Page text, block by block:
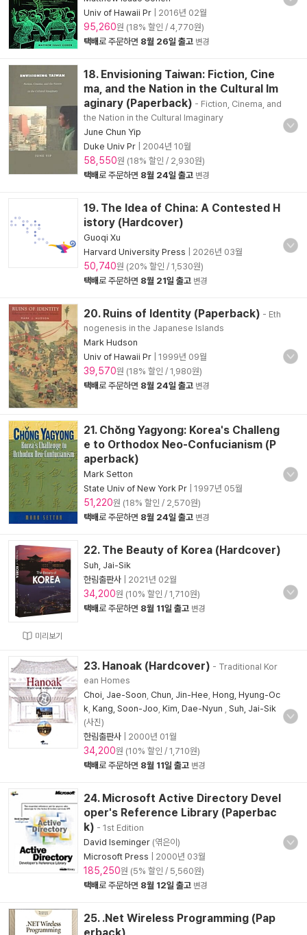
Univ of Hawaii Pr
2016년 02월
95,260원 (18% 할인 / 4,770원)
택배로 주문하면 8월 26일 출고 변경
18. Envisioning Taiwan: Fiction, Cine
ma, and the Nation in the Cultural Im
aginary (Paperback) - Fiction, Cinema, and
the Nation in the Cultural Imaginary
June Chun Yip
Duke Univ Pr
2004년 10월
58,550원 (18% 할인 / 2,930원)
택배로 주문하면 8월 24일 출고 변경
19. The Idea of China: A Contested H
istory (Hardcover)
Guoqi Xu
Harvard University Press
2026년 03월
50,740원 (20% 할인 / 1,530원)
택배로 주문하면 8월 21일 출고 변경
20. Ruins of Identity (Paperback) - Eth
nogenesis in the Japanese Islands
Mark Hudson
Univ of Hawaii Pr
1999년 09월
39,570원 (18% 할인 / 1,980원)
택배로 주문하면 8월 24일 출고 변경
21. Chŏng Yagyong: Korea's Challeng
e to Orthodox Neo-Confucianism (P
aperback)
Mark Setton
State Univ of New York Pr
1997년 05월
51,220원 (18% 할인 / 2,570원)
택배로 주문하면 8월 24일 출고 변경
미리보기
22. The Beauty of Korea (Hardcover)
Suh, Jai-Sik
한림출판사
2021년 02월
34,200원 (10% 할인 / 1,710원)
택배로 주문하면 8월 11일 출고 변경
23. Hanoak (Hardcover) - Traditional Kor
ean Homes
Choi, Jae-Soon Chun, Jin-Hee Hong, Hyung-Oc
k Kang, Soon-Joo Kim, Dae-Nyun
Suh, Jai-Sik
(사진)
한림출판사
2000년 01월
34,200원 (10% 할인 / 1,710원)
택배로 주문하면 8월 11일 출고 변경
24. Microsoft Active Directory Devel
oper's Reference Library (Paperbac
k) - 1st Edition
David Iseminger (엮은이)
Microsoft Press
2000년 03월
185,250원 (5% 할인 / 5,560원)
택배로 주문하면 8월 12일 출고 변경
25. .Net Wireless Programming (Pap